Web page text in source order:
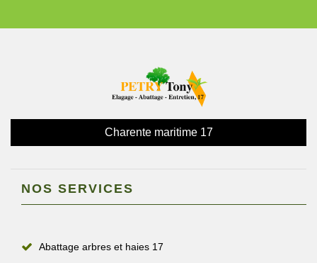
Charente maritime 17
NOS SERVICES
Abattage arbres et haies 17